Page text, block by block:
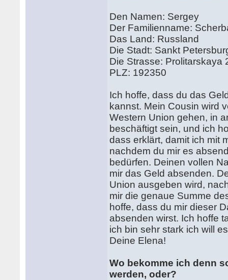
Den Namen: Sergey
Der Familienname:
Das Land: Russland
Die Stadt: Sankt
Die Strasse: Prolitarskaya
PLZ: 192350
Ich hoffe, dass du das
kannst. Mein Cousin wird
Western Union gehen, in
beschäftigt sein, und ich
dass erklärt, damit ich mit
nachdem du mir es
bedürfen. Deinen vollen
mir das Geld absenden.
Union ausgeben wird,
mir die genaue Summe
hoffe, dass du mir dieser
absenden wirst. Ich hoffe
ich bin sehr stark ich will
Deine Elena!
Wo bekomme ich denn
werden, oder?